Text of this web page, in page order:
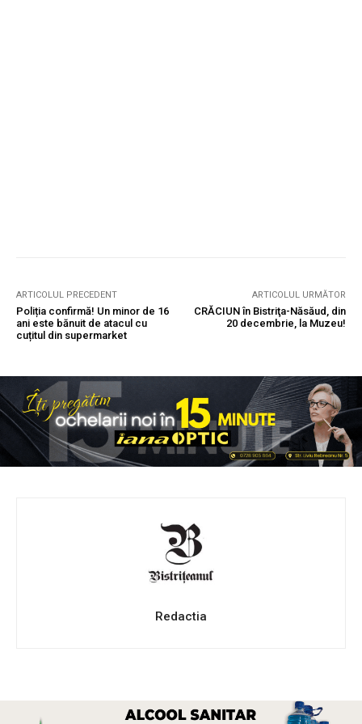
ARTICOLUL PRECEDENT
Poliția confirmă! Un minor de 16
ani este bănuit de atacul cu
cuțitul din supermarket
ARTICOLUL URMĂTOR
CRĂCIUN în Bistriţa-Năsăud, din
20 decembrie, la Muzeu!
Redactia